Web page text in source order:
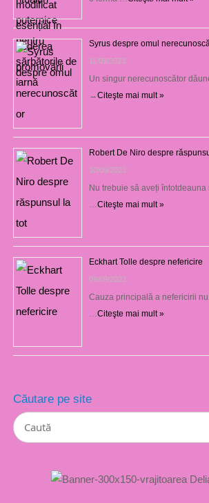
Syrus despre omul
11/09/2023
Un singur nerecunoscător
→Citeşte mai mult »
Robert De Niro despre
10/09/2023
Nu trebuie să aveți
Citeşte mai mult »
Eckhart Tolle despre nefericire
09/09/2023
Cauza principală a nefericirii
Citeşte mai mult »
Căutare pe site